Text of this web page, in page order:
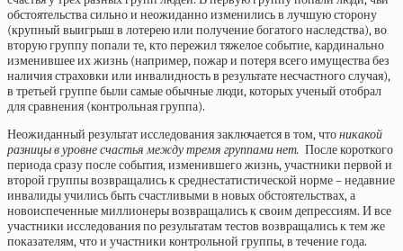
обстоятельства сильно и неожиданно изменились в лучшую сторону
(крупный выигрыш в лотерею или получение богатого наследства), во
вторую группу попали те, кто пережил тяжелое событие, кардинально
изменившее их жизнь (например, пожар и потеря всего имущества без
наличия страховки или инвалидность в результате несчастного случая),
в третьей группе были самые обычные люди, которых ученый отобрал
для сравнения (контрольная группа).
Неожиданный результат исследования заключается в том, чтоникакой
разницы в уровне счастья между тремя группами нет. После короткого
периода сразу после события, изменившего жизнь, участники первой и
второй группы возвращались к среднестатистической норме – недавние
инвалиды учились быть счастливыми в новых обстоятельствах, а
новоиспеченные миллионеры возвращались к своим депрессиям. И все
участники исследования по результатам тестов возвращались к тем же
показателям, что и участники контрольной группы, в течение года.